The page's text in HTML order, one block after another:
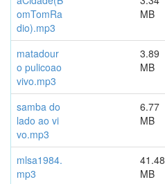
omTomRa
dio).mp3
MB
matadour
o pulicoao
vivo.mp3
3.89
MB
samba do
lado ao vi
vo.mp3
6.77
MB
mlsa1984.
mp3
41.48
MB